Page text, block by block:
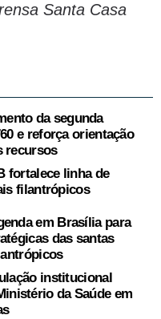
Santa Casa
da segunda
e reforça orientação
recursos
fortalece linha de
filantrópicos
em Brasília para
das santas
institucional
da Saúde em